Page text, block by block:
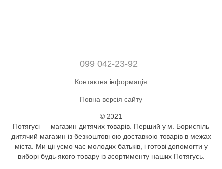
099 042-23-92
Контактна інформація
Повна версія сайту
© 2021
Потягусі — магазин дитячих товарів. Перший у м. Бориспіль
дитячий магазин із безкоштовною доставкою товарів в межах
міста. Ми цінуємо час молодих батьків, і готові допомогти у
виборі будь-якого товару із асортименту наших Потягусь.